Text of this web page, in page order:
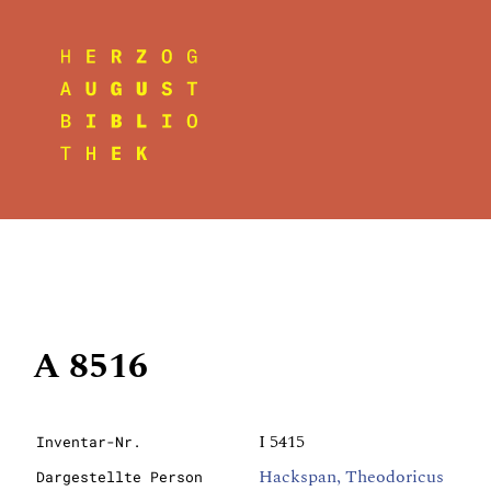
A 8516
Inventar-Nr. I 5415
Dargestellte Person Hackspan, Theodoricus